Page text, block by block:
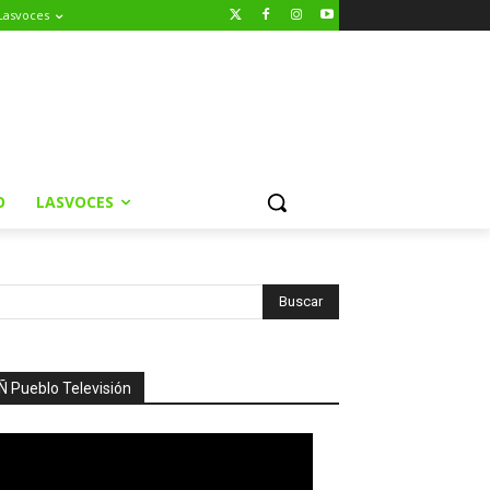
LASVOCES
Ñ Pueblo Televisión